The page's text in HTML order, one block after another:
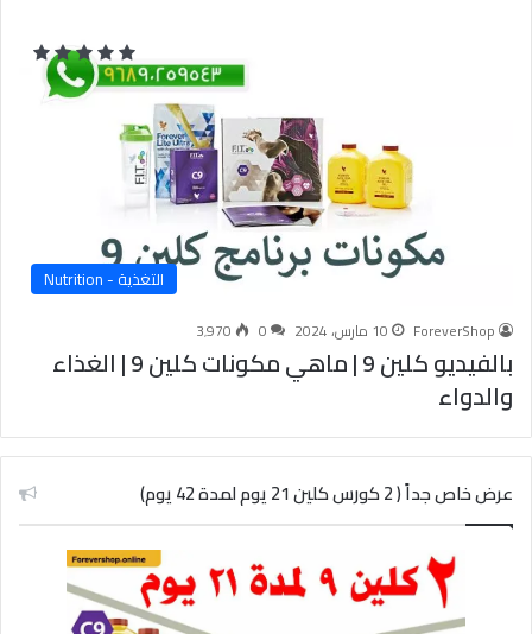
التغذية - Nutrition
ForeverShop 10 مارس، 2024 0 3٬970
بالفيديو كلين 9 | ماهي مكونات كلين 9 | الغذاء
والدواء
عرض خاص جداً ( 2 كورس كلين 21 يوم لمدة 42 يوم)